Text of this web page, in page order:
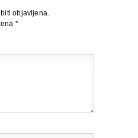
objavljena.
*